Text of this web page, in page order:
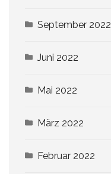
September 2022
Juni 2022
Mai 2022
März 2022
Februar 2022